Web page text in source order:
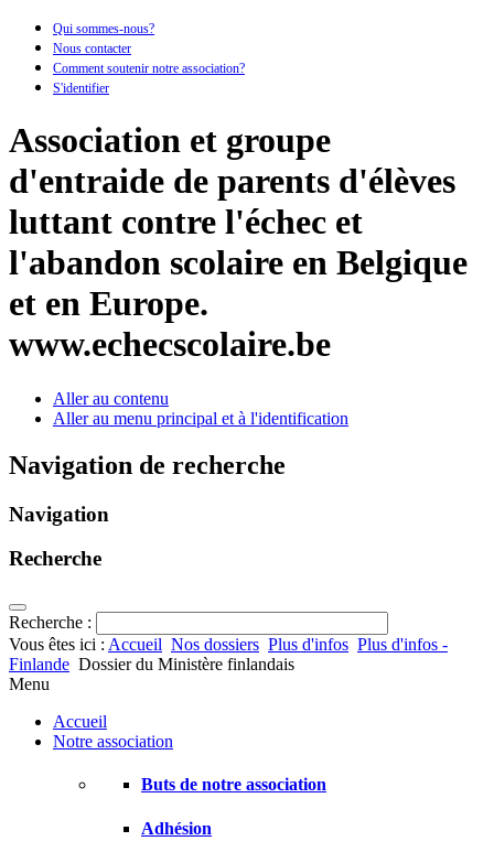
Qui sommes-nous?
Nous contacter
Comment soutenir notre association?
S'identifier
Association et groupe
d'entraide de parents d'élèves
luttant contre l'échec et
l'abandon scolaire en Belgique
et en Europe.
www.echecscolaire.be
Aller au contenu
Aller au menu principal et à l'identification
Navigation de recherche
Navigation
Recherche
Recherche :
Vous êtes ici : Accueil Nos dossiers Plus d'infos Plus d'infos -
Finlande Dossier du Ministère finlandais
Menu
Accueil
Notre association
Buts de notre association
Adhésion